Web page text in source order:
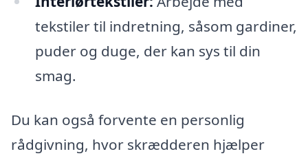
tekstiler til indretning, såsom gardiner,
puder og duge, der kan sys til din
smag.
Du kan også forvente en personlig
rådgivning, hvor skrædderen hjælper